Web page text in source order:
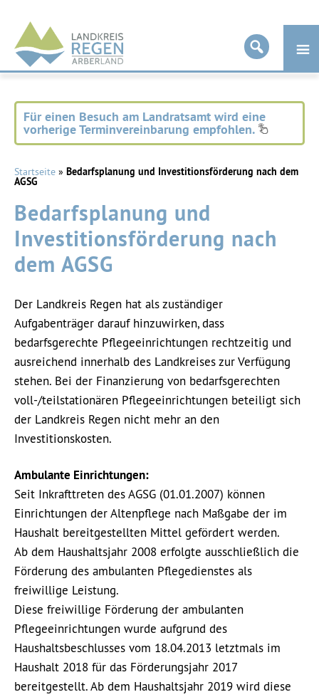
Landkreis
Regen
Für einen Besuch am Landratsamt wird eine
vorherige Terminvereinbarung empfohlen.
Startseite » Bedarfsplanung und Investitionsförderung nach dem
AGSG
Bedarfsplanung und
Investitionsförderung nach
dem AGSG
Der Landkreis Regen hat als zuständiger
Aufgabenträger darauf hinzuwirken, dass
bedarfsgerechte Pflegeeinrichtungen rechtzeitig und
ausreichend innerhalb des Landkreises zur Verfügung
stehen. Bei der Finanzierung von bedarfsgerechten
voll-/teilstationären Pflegeeinrichtungen beteiligt sich
der Landkreis Regen nicht mehr an den
Investitionskosten.
Ambulante Einrichtungen:
Seit Inkrafttreten des AGSG (01.01.2007) können
Einrichtungen der Altenpflege nach Maßgabe der im
Haushalt bereitgestellten Mittel gefördert werden.
Ab dem Haushaltsjahr 2008 erfolgte ausschließlich die
Förderung des ambulanten Pflegedienstes als
freiwillige Leistung.
Diese freiwillige Förderung der ambulanten
Pflegeeinrichtungen wurde aufgrund des
Haushaltsbeschlusses vom 18.04.2013 letztmals im
Haushalt 2018 für das Förderungsjahr 2017
bereitgestellt. Ab dem Haushaltsjahr 2019 wird diese